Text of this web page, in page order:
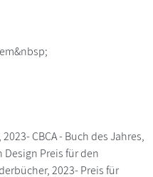
CBCA - Buch des Jahres,
Design Preis für den
2023- Preis für